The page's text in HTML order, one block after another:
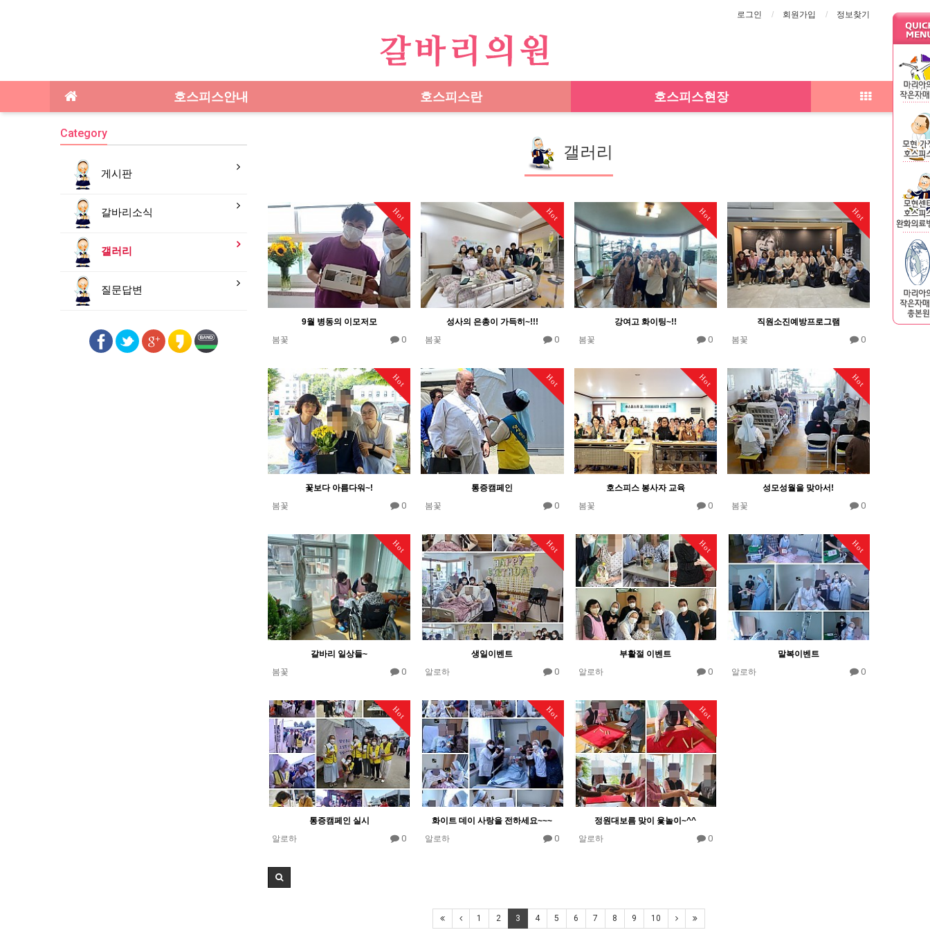
로그인 회원가입 정보찾기
호스피스안내 호스피스란 호스피스현장
갤러리
Hot
9월 병동의 이모저모
봄꽃
0
Hot
성사의 은총이 가득히~!!!
봄꽃
0
Hot
강여고 화이팅~!!
봄꽃
0
Hot
직원소진예방프로그램
봄꽃
0
Hot
꽃보다 아름다워~!
봄꽃
0
Hot
통증캠페인
봄꽃
0
Hot
호스피스 봉사자 교육
봄꽃
0
Hot
성모성월을 맞아서!
봄꽃
0
Hot
갈바리 일상들~
봄꽃
0
Hot
생일이벤트
알로하
0
Hot
부활절 이벤트
알로하
0
Hot
말복이벤트
알로하
0
Hot
통증캠페인 실시
알로하
0
Hot
화이트 데이 사랑을 전하세요~~~
알로하
0
Hot
정원대보름 맞이 윷놀이~^^
알로하
0
1 2 3 4 5 6 7 8 9 10
Category
게시판
갈바리소식
갤러리
질문답변